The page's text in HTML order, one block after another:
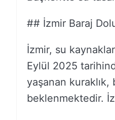
## İzmir Baraj
İzmir, su
Eylül 2025
yaşanan kuraklık,
beklenmektedir.